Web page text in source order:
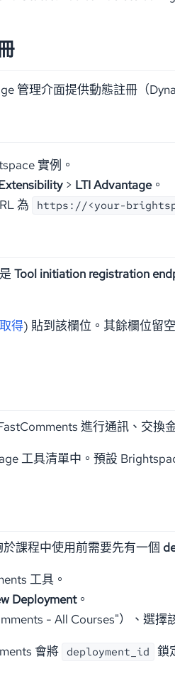
管理介面提供動態註冊（
實例。
> LTI Advantage。
為 https://<your-
Tool initiation registration
得) 貼到該欄位。其餘欄位留
進行通訊、交換
工具清單中。預設
課程中使用前需要先有一個
工具。
Deployment。
- All Courses"）、選擇
會將 deployment_id 鎖